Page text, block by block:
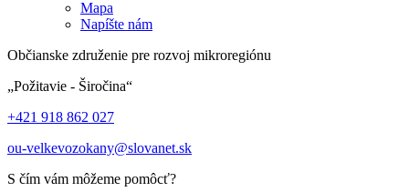
Mapa
Napíšte nám
Občianske združenie pre rozvoj mikroregiónu
„Požitavie - Širočina“
+421 918 862 027
ou-velkevozokany@slovanet.sk
S čím vám môžeme pomôcť?